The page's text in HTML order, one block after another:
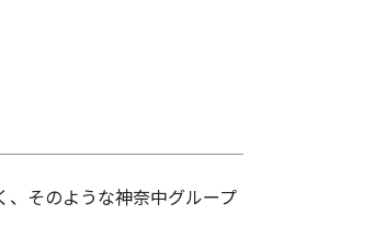
そのような神奈中グループ